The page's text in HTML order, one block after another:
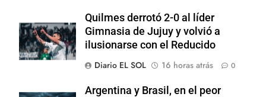
Quilmes derrotó 2-0 al líder
Gimnasia de Jujuy y volvió a
ilusionarse con el Reducido
Diario EL SOL
16 horas atrás 0
Argentina y Brasil, en el peor